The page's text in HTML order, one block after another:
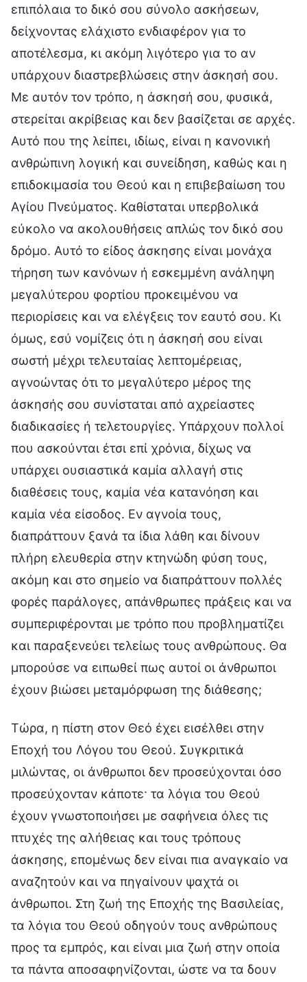
επιπόλαια το δικό σου σύνολο ασκήσεων,
δείχνοντας ελάχιστο ενδιαφέρον για το
αποτέλεσμα, κι ακόμη λιγότερο για το αν
υπάρχουν διαστρεβλώσεις στην άσκησή σου.
Με αυτόν τον τρόπο, η άσκησή σου, φυσικά,
στερείται ακρίβειας και δεν βασίζεται σε αρχές.
Αυτό που της λείπει, ιδίως, είναι η κανονική
ανθρώπινη λογική και συνείδηση, καθώς και η
επιδοκιμασία του Θεού και η επιβεβαίωση του
Αγίου Πνεύματος. Καθίσταται υπερβολικά
εύκολο να ακολουθήσεις απλώς τον δικό σου
δρόμο. Αυτό το είδος άσκησης είναι μονάχα
τήρηση των κανόνων ή εσκεμμένη ανάληψη
μεγαλύτερου φορτίου προκειμένου να
περιορίσεις και να ελέγξεις τον εαυτό σου. Κι
όμως, εσύ νομίζεις ότι η άσκησή σου είναι
σωστή μέχρι τελευταίας λεπτομέρειας,
αγνοώντας ότι το μεγαλύτερο μέρος της
άσκησής σου συνίσταται από αχρείαστες
διαδικασίες ή τελετουργίες. Υπάρχουν πολλοί
που ασκούνται έτσι επί χρόνια, δίχως να
υπάρχει ουσιαστικά καμία αλλαγή στις
διαθέσεις τους, καμία νέα κατανόηση και
καμία νέα είσοδος. Εν αγνοία τους,
διαπράττουν ξανά τα ίδια λάθη και δίνουν
πλήρη ελευθερία στην κτηνώδη φύση τους,
ακόμη και στο σημείο να διαπράττουν πολλές
φορές παράλογες, απάνθρωπες πράξεις και να
συμπεριφέρονται με τρόπο που προβληματίζει
και παραξενεύει τελείως τους ανθρώπους. Θα
μπορούσε να ειπωθεί πως αυτοί οι άνθρωποι
έχουν βιώσει μεταμόρφωση της διάθεσης;
Τώρα, η πίστη στον Θεό έχει εισέλθει στην
Εποχή του Λόγου του Θεού. Συγκριτικά
μιλώντας, οι άνθρωποι δεν προσεύχονται όσο
προσεύχονταν κάποτε· τα λόγια του Θεού
έχουν γνωστοποιήσει με σαφήνεια όλες τις
πτυχές της αλήθειας και τους τρόπους
άσκησης, επομένως δεν είναι πια αναγκαίο να
αναζητούν και να πηγαίνουν ψαχτά οι
άνθρωποι. Στη ζωή της Εποχής της Βασιλείας,
τα λόγια του Θεού οδηγούν τους ανθρώπους
προς τα εμπρός, και είναι μια ζωή στην οποία
τα πάντα αποσαφηνίζονται, ώστε να τα δουν